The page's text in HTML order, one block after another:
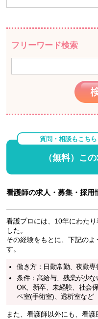
フリーワード検索
質問・相談もこち
（無料）こ
看護師の求人・募集・採用
看護プロには、10年にわた
した。
その経験をもとに、下記の
す。
働き方：日勤常勤、夜勤
条件：高給与、残業が少
OK、新卒、未経験、社会
ペ室(手術室)、透析室など
また、看護師以外にも、看